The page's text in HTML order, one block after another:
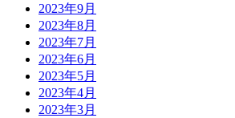
2023年9月
2023年8月
2023年7月
2023年6月
2023年5月
2023年4月
2023年3月